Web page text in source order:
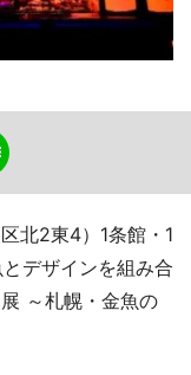
北2東4）1条館・1
デザインを組み合
～札幌・金魚の